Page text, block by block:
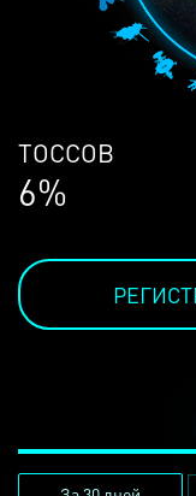
ЛЮДЕЙ
68%